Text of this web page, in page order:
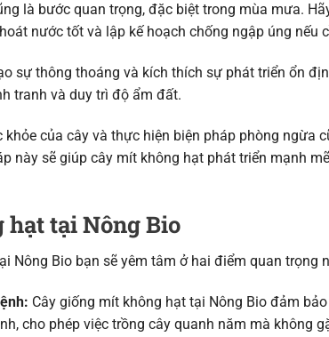
là bước quan trọng, đặc biệt trong mùa mưa.
nước tốt và lập kế hoạch chống ngập úng nếu
sự thông thoáng và kích thích sự phát triển ổn
tranh và duy trì độ ẩm đất.
khỏe của cây và thực hiện biện pháp phòng ngừa
này sẽ giúp cây mít không hạt phát triển mạnh
tại Nông Bio
Nông Bio bạn sẽ yêm tâm ở hai điểm quan trọng
Cây giống mít không hạt tại Nông Bio đảm
cho phép việc trồng cây quanh năm mà không